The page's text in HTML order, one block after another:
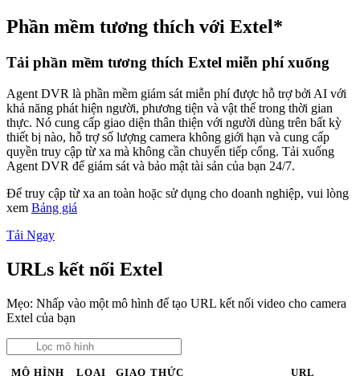
Phần mềm tương thích với Extel*
Tải phần mềm tương thích Extel miễn phí xuống
Agent DVR là phần mềm giám sát miễn phí được hỗ trợ bởi AI với
khả năng phát hiện người, phương tiện và vật thể trong thời gian
thực. Nó cung cấp giao diện thân thiện với người dùng trên bất kỳ
thiết bị nào, hỗ trợ số lượng camera không giới hạn và cung cấp
quyền truy cập từ xa mà không cần chuyển tiếp cổng. Tải xuống
Agent DVR để giám sát và bảo mật tài sản của bạn 24/7.
Để truy cập từ xa an toàn hoặc sử dụng cho doanh nghiệp, vui lòng
xem Bảng giá
Tải Ngay
URLs kết nối Extel
Mẹo: Nhấp vào một mô hình để tạo URL kết nối video cho camera
Extel của bạn
MÔ HÌNH LOẠI GIAO THỨC URL